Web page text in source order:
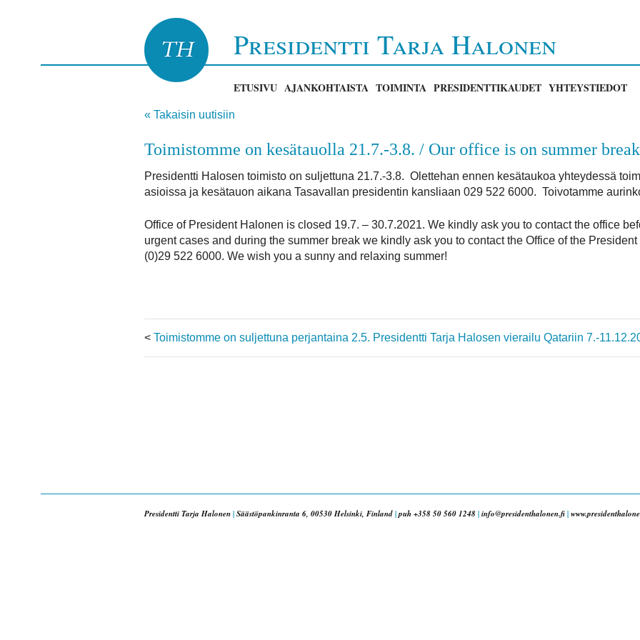
Presidentti Tarja Halonen
ETUSIVU AJANKOHTAISTA TOIMINTA PRESIDENTTIKAUDET YHTEYSTIEDOT
« Takaisin uutisiin
Toimistomme on kesätauolla 21.7.-3.8. / Our office is on summer
Presidentti Halosen toimisto on suljettuna 21.7.-3.8. Olettehan ennen kesätaukoa yhteydessä
asioissa ja kesätauon aikana Tasavallan presidentin kansliaan 029 522 6000. Toivotamme
Office of President Halonen is closed 19.7. – 30.7.2021. We kindly ask you to contact the office
urgent cases and during the summer break we kindly ask you to contact the Office of the
(0)29 522 6000. We wish you a sunny and relaxing summer!
< Toimistomme on suljettuna perjantaina 2.5. Presidentti Tarja Halosen vierailu Qatariin 7.-
Presidentti Tarja Halonen|Säästöpankinranta 6, 00530 Helsinki, Finland|puh +358 50 560 1248|info@presidenthalonen.fi|